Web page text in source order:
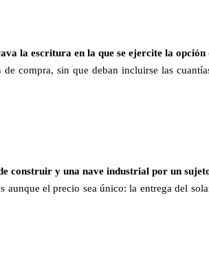
la escritura en la que se ejercite la opción
compra, sin que deban incluirse las
construir y una nave industrial por un
el precio sea único: la entrega del